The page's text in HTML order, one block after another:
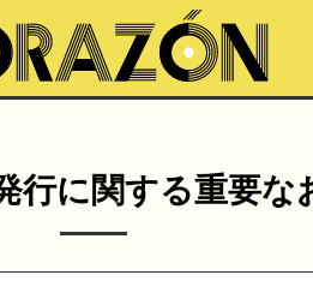
行に関する重要な